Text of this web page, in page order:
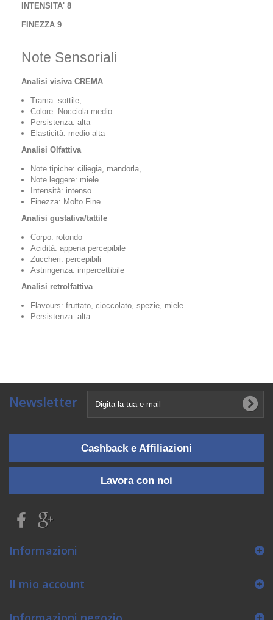
INTENSITA' 8
FINEZZA 9
Note Sensoriali
Analisi visiva CREMA
Trama: sottile;
Colore: Nocciola medio
Persistenza: alta
Elasticità: medio alta
Analisi Olfattiva
Note tipiche: ciliegia, mandorla,
Note leggere: miele
Intensità: intenso
Finezza: Molto Fine
Analisi gustativa/tattile
Corpo: rotondo
Acidità: appena percepibile
Zuccheri: percepibili
Astringenza: impercettibile
Analisi retrolfattiva
Flavours: fruttato, cioccolato, spezie, miele
Persistenza: alta
Newsletter
Cashback e Affiliazioni
Lavora con noi
Informazioni
Il mio account